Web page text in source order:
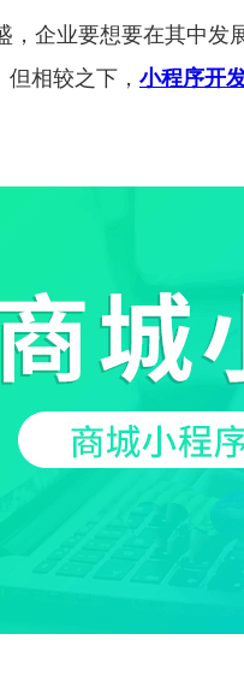
企业要想要在其中
相较之下， 小程序开